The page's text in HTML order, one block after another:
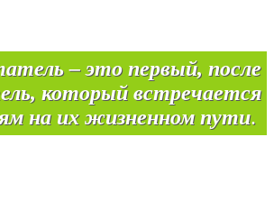
– это первый, после
который встречается
на их жизненном пути.